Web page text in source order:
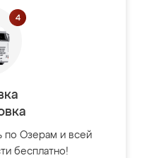
по Озерам и всей
бесплатно!